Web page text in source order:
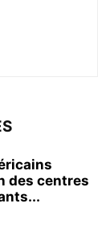
des centres